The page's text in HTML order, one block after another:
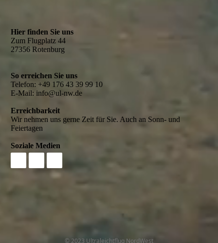
Hier finden Sie uns
Zum Flugplatz 44
27356 Rotenburg
So erreichen Sie uns
Telefon: +49 176 43 39 99 10
E-Mail: info@ul-nw.de
Erreichbarkeit
Wir nehmen uns gerne Zeit für Sie. Auch an Sonn- und
Feiertagen
Soziale Medien
© 2023 Ultraleichtflug NordWest